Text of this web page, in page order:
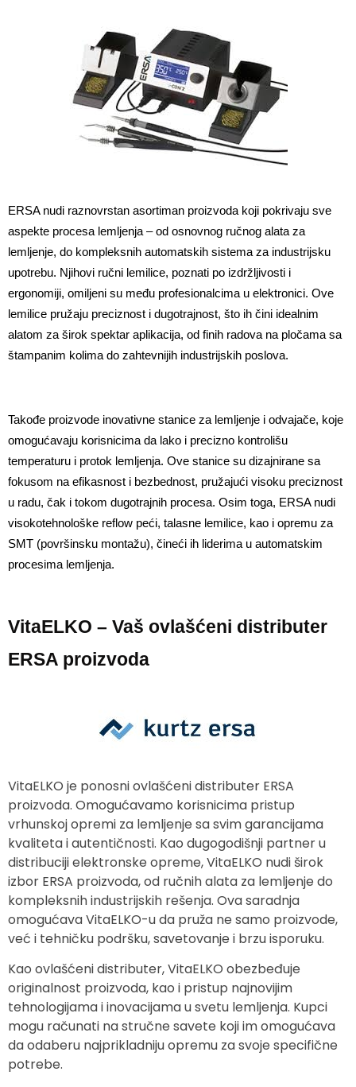
ERSA nudi raznovrstan asortiman proizvoda koji pokrivaju sve
aspekte procesa lemljenja – od osnovnog ručnog alata za
lemljenje, do kompleksnih automatskih sistema za industrijsku
upotrebu. Njihovi ručni lemilice, poznati po izdržljivosti i
ergonomiji, omiljeni su među profesionalcima u elektronici. Ove
lemilice pružaju preciznost i dugotrajnost, što ih čini idealnim
alatom za širok spektar aplikacija, od finih radova na pločama sa
štampanim kolima do zahtevnijih industrijskih poslova.
Takođe proizvode inovativne stanice za lemljenje i odvajače, koje
omogućavaju korisnicima da lako i precizno kontrolišu
temperaturu i protok lemljenja. Ove stanice su dizajnirane sa
fokusom na efikasnost i bezbednost, pružajući visoku preciznost
u radu, čak i tokom dugotrajnih procesa. Osim toga, ERSA nudi
visokotehnološke reflow peći, talasne lemilice, kao i opremu za
SMT (površinsku montažu), čineći ih liderima u automatskim
procesima lemljenja.
VitaELKO – Vaš ovlašćeni distributer
ERSA proizvoda
VitaELKO je ponosni ovlašćeni distributer ERSA
proizvoda. Omogućavamo korisnicima pristup
vrhunskoj opremi za lemljenje sa svim garancijama
kvaliteta i autentičnosti. Kao dugogodišnji partner u
distribuciji elektronske opreme, VitaELKO nudi širok
izbor ERSA proizvoda, od ručnih alata za lemljenje do
kompleksnih industrijskih rešenja. Ova saradnja
omogućava VitaELKO-u da pruža ne samo proizvode,
već i tehničku podršku, savetovanje i brzu isporuku.
Kao ovlašćeni distributer, VitaELKO obezbeđuje
originalnost proizvoda, kao i pristup najnovijim
tehnologijama i inovacijama u svetu lemljenja. Kupci
mogu računati na stručne savete koji im omogućava
da odaberu najprikladniju opremu za svoje specifične
potrebe.